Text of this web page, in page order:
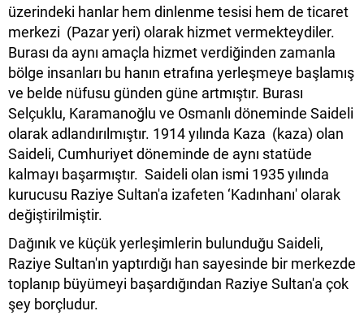
üzerindeki hanlar hem dinlenme tesisi hem de ticaret
merkezi (Pazar yeri) olarak hizmet vermekteydiler.
Burası da aynı amaçla hizmet verdiğinden zamanla
bölge insanları bu hanın etrafına yerleşmeye başlamış
ve belde nüfusu günden güne artmıştır. Burası
Selçuklu, Karamanoğlu ve Osmanlı döneminde Saideli
olarak adlandırılmıştır. 1914 yılında Kaza (kaza) olan
Saideli, Cumhuriyet döneminde de aynı statüde
kalmayı başarmıştır. Saideli olan ismi 1935 yılında
kurucusu Raziye Sultan'a izafeten ‘Kadınhanı' olarak
değiştirilmiştir.
Dağınık ve küçük yerleşimlerin bulunduğu Saideli,
Raziye Sultan'ın yaptırdığı han sayesinde bir merkezde
toplanıp büyümeyi başardığından Raziye Sultan'a çok
şey borçludur.